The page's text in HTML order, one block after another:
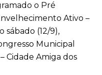
o Pré
Ativo –
sábado (12/9),
Municipal
Cidade Amiga dos